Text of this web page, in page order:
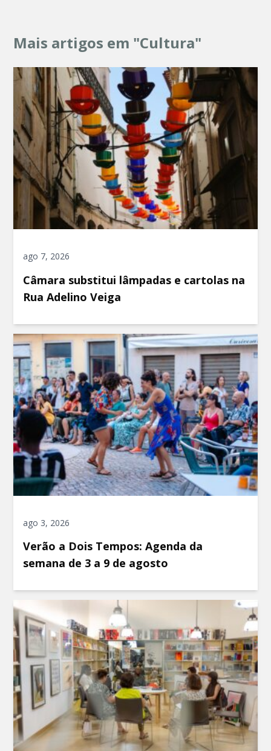
Mais artigos em "Cultura"
ago 7, 2026
Câmara substitui lâmpadas e cartolas na
Rua Adelino Veiga
ago 3, 2026
Verão a Dois Tempos: Agenda da
semana de 3 a 9 de agosto